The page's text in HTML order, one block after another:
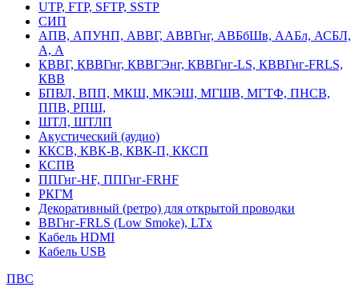
UTP, FTP, SFTP, SSTP
СИП
АПВ, АПУНП, АВВГ, АВВГнг, АВБбШв, ААБл, АСБЛ,
А, А
КВВГ, КВВГнг, КВВГЭнг, КВВГнг-LS, КВВГнг-FRLS,
КВВ
БПВЛ, ВПП, МКШ, МКЭШ, МГШВ, МГТФ, ПНСВ,
ППВ, РПШ,
ШТЛ, ШТЛП
Акустический (аудио)
ККСВ, КВК-В, КВК-П, ККСП
КСПВ
ППГнг-HF, ППГнг-FRHF
РКГМ
Декоративный (ретро) для открытой проводки
ВВГнг-FRLS (Low Smoke), LTx
Кабель HDMI
Кабель USB
ПВС